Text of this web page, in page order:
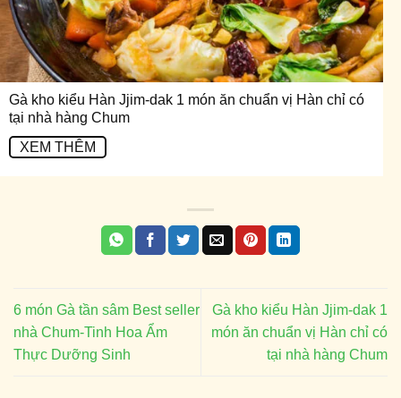
Gà kho kiểu Hàn Jjim-dak 1 món ăn chuẩn vị Hàn chỉ có
tại nhà hàng Chum
XEM THÊM
6 món Gà tần sâm Best seller
nhà Chum-Tinh Hoa Ẩm
Thực Dưỡng Sinh
Gà kho kiểu Hàn Jjim-dak 1
món ăn chuẩn vị Hàn chỉ có
tại nhà hàng Chum